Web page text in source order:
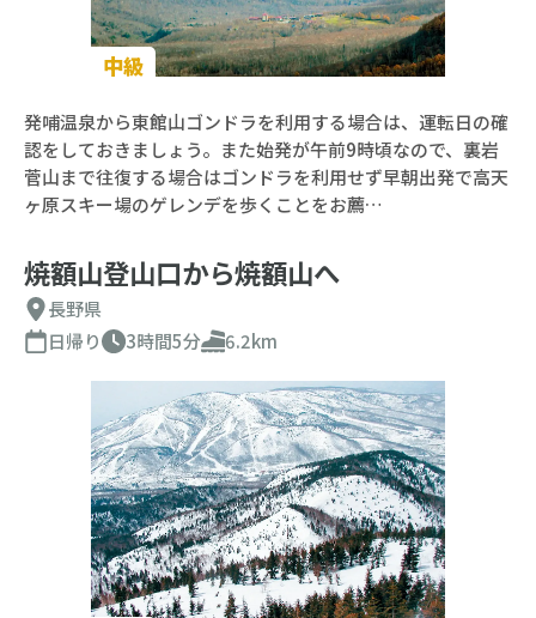
中級
発哺温泉から東館山ゴンドラを利用する場合は、運転日の確
認をしておきましょう。また始発が午前9時頃なので、裏岩
菅山まで往復する場合はゴンドラを利用せず早朝出発で高天
ヶ原スキー場のゲレンデを歩くことをお薦…
焼額山登山口から焼額山へ
長野県
日帰り
3時間5分 6.2km